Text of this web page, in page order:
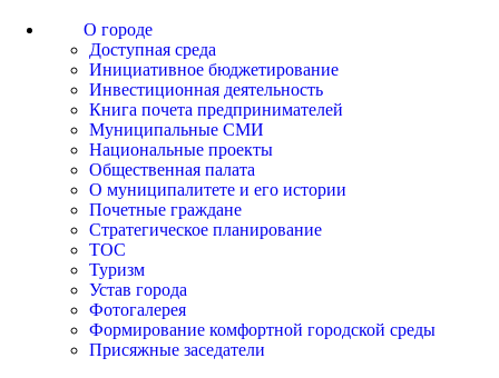
О городе
Доступная среда
Инициативное бюджетирование
Инвестиционная деятельность
Книга почета предпринимателей
Муниципальные СМИ
Национальные проекты
Общественная палата
О муниципалитете и его истории
Почетные граждане
Стратегическое планирование
ТОС
Туризм
Устав города
Фотогалерея
Формирование комфортной городской среды
Присяжные заседатели